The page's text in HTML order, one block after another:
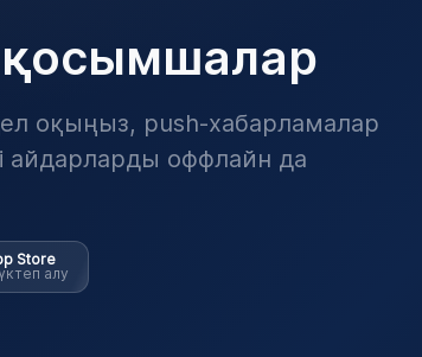
оқыңыз, push-хабарламалар
айдарларды оффлайн да
Store
алу